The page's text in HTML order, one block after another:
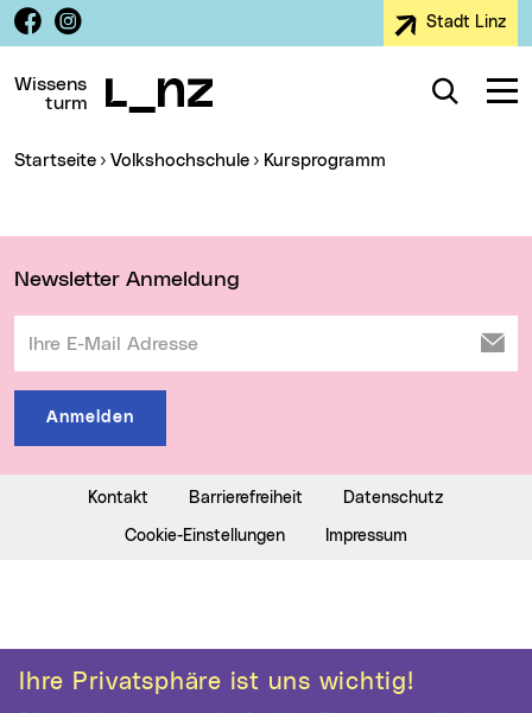
Zur Navigation
Zum Inhalt
Zur Suche
Ihre Privatsphäre ist uns wichtig!
Facebook
Instagram Stadt Linz
Wissens
turm
Suche
Sie sind hier:
Startseite Volkshochschule Kursprogramm
Newsletter Anmeldung
Anmelden
Kontakt Barrierefreiheit Datenschutz
Cookie-Einstellungen Impressum